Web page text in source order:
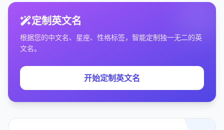
定制英文名
根据您的中文名、星座、性格标签，智能定制独一无二的英
文名。
开始定制英文名